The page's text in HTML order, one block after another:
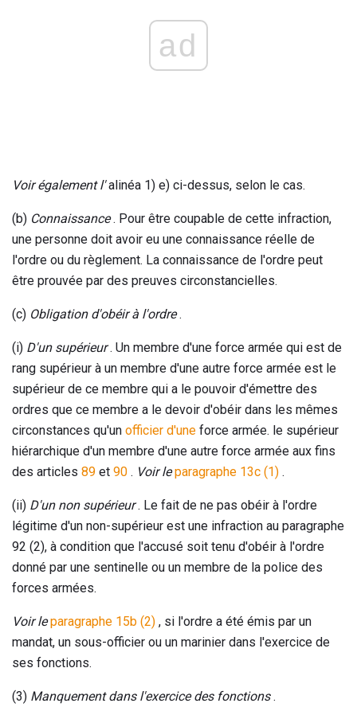
ad
Voir également l'alinéa 1) e) ci-dessus, selon le cas.
(b) Connaissance. Pour être coupable de cette infraction,
une personne doit avoir eu une connaissance réelle de
l'ordre ou du règlement. La connaissance de l'ordre peut
être prouvée par des preuves circonstancielles.
(c) Obligation d'obéir à l'ordre.
(i) D'un supérieur. Un membre d'une force armée qui est de
rang supérieur à un membre d'une autre force armée est le
supérieur de ce membre qui a le pouvoir d'émettre des
ordres que ce membre a le devoir d'obéir dans les mêmes
circonstances qu'un officier d'une force armée. le supérieur
hiérarchique d'un membre d'une autre force armée aux fins
des articles 89 et 90 . Voir le paragraphe 13c (1) .
(ii) D'un non supérieur. Le fait de ne pas obéir à l'ordre
légitime d'un non-supérieur est une infraction au paragraphe
92 (2), à condition que l'accusé soit tenu d'obéir à l'ordre
donné par une sentinelle ou un membre de la police des
forces armées.
Voir le paragraphe 15b (2) , si l'ordre a été émis par un
mandat, un sous-officier ou un marinier dans l'exercice de
ses fonctions.
(3) Manquement dans l'exercice des fonctions.